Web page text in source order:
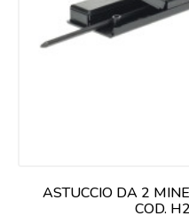
ASTUCCIO DA 2
COD.